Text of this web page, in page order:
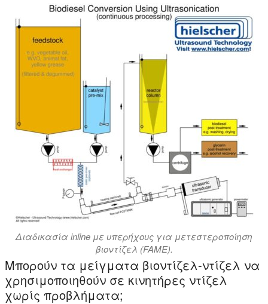
Διαδικασία inline με υπερήχους για μετεστεροποίηση
βιοντίζελ (FAME).
Μπορούν τα μείγματα βιοντίζελ-ντίζελ να
χρησιμοποιηθούν σε κινητήρες ντίζελ
χωρίς προβλήματα;